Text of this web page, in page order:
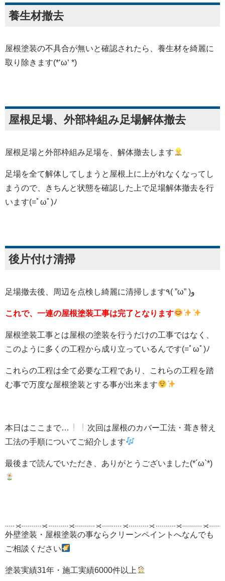
養生材撤去
屋根塗装の不具合が無いと確認されたら、養生材を綺麗に
取り除きます(*‘ω‘ *)
屋根足場、外部枠組み足場解体撤去
屋根足場と外部枠組み足場を、解体撤去します
足場を全て解体してしまうと屋根上に上がれなくなってし
まうので、きちんと状態を確認した上で足場解体撤去を行
います(=ﾟωﾟ)ﾉ
後片付け清掃
足場撤去後、周辺を点検し綺麗に清掃します٩( ”ω” )و
これで、一連の屋根塗装工事は完了となります
屋根塗装工事とは屋根の塗装を行うだけの工事ではなく、
このように多くの工程から成り立っているんです(=ﾟωﾟ)ﾉ
これらの工程は全て必要な工程であり、これらの工程を踏
む事で万度な屋根塗装とする事が出来ます
本日はここまで…
次回は屋根のカバー工法・葺き替え
工法の手順についてご紹介します
最後まで読んでいただき、ありがとうございました(*´ω`*)
外壁塗装・屋根塗装の事ならクリーンペイントへなんでも
ご相談ください
塗装実績31年・施工実績6000件以上